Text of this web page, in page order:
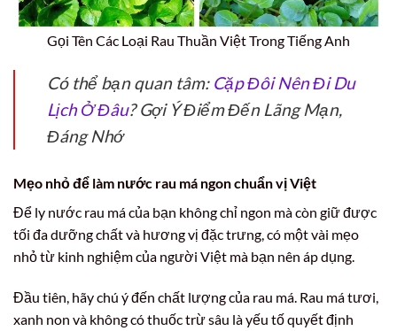
Gọi Tên Các Loại Rau Thuần Việt Trong Tiếng Anh
Có thể bạn quan tâm: Cặp Đôi Nên Đi Du
Lịch Ở Đâu? Gợi Ý Điểm Đến Lãng Mạn,
Đáng Nhớ
Mẹo nhỏ để làm nước rau má ngon chuẩn vị Việt
Để ly nước rau má của bạn không chỉ ngon mà còn giữ được
tối đa dưỡng chất và hương vị đặc trưng, có một vài mẹo
nhỏ từ kinh nghiệm của người Việt mà bạn nên áp dụng.
Đầu tiên, hãy chú ý đến chất lượng của rau má. Rau má tươi,
xanh non và không có thuốc trừ sâu là yếu tố quyết định